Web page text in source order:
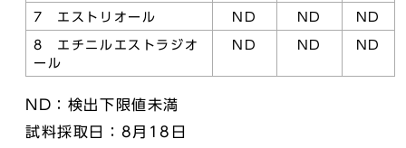
7 エストリオール ND ND ND
8 エチニルエストラジオ
ール
ND ND ND
ND：検出下限値未満
試料採取日：8月18日